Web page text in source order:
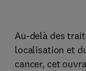
Au-delà des
localisation et
cancer, cet